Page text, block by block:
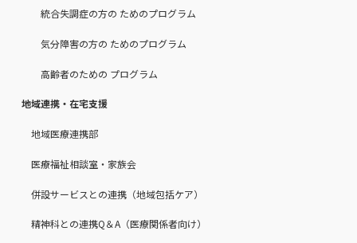
統合失調症の方の ためのプログラム
気分障害の方の ためのプログラム
高齢者のための プログラム
地域連携・在宅支援
地域医療連携部
医療福祉相談室・家族会
併設サービスとの連携（地域包括ケア）
精神科との連携Q＆A（医療関係者向け）